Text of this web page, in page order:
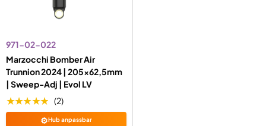
971-02-022
Marzocchi Bomber Air
Trunnion 2024 | 205x62,5mm
| Sweep-Adj | Evol LV
★★★★★ (2)
⚙️Hub anpassbar